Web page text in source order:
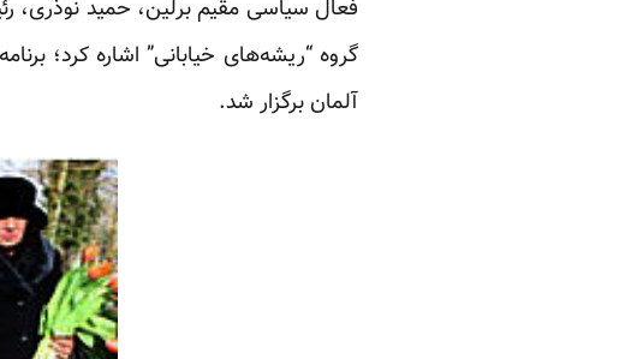
فعال سیاسی مقیم برلین، حمید نوذری،
گروه “ریشه‌های خیابانی” اشاره کرد؛
آلمان برگزار شد.